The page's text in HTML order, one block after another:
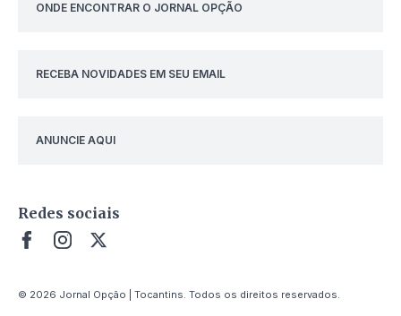
ONDE ENCONTRAR O JORNAL OPÇÃO
RECEBA NOVIDADES EM SEU EMAIL
ANUNCIE AQUI
Redes sociais
© 2026 Jornal Opção | Tocantins. Todos os direitos reservados.